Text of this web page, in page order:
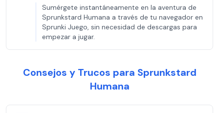
Sumérgete instantáneamente en la aventura de
Sprunkstard Humana a través de tu navegador en
Sprunki Juego, sin necesidad de descargas para
empezar a jugar.
Consejos y Trucos para Sprunkstard
Humana